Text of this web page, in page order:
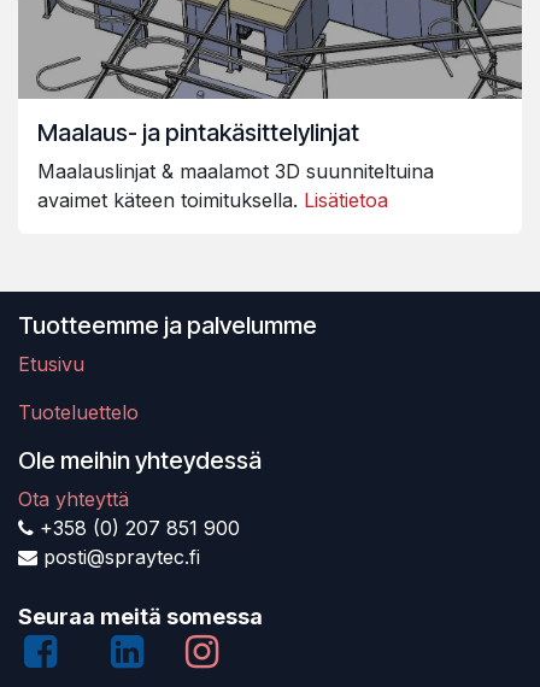
Maalaus- ja pintakäsittelylinjat
Maalauslinjat & maalamot 3D suunniteltuina
avaimet käteen toimituksella. Lisätietoa
Tuotteemme ja palvelumme
Etusivu
Tuoteluettelo
Ole meihin yhteydessä
Ota yhteyttä
+358 (0) 207 851 900
posti@spraytec.fi
Seuraa meitä somessa